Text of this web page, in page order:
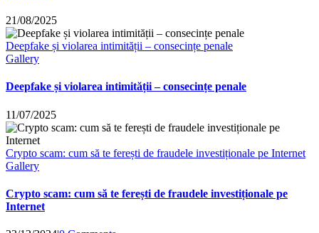
21/08/2025
Deepfake și violarea intimității – consecințe penale
Gallery
Deepfake și violarea intimității – consecințe penale
11/07/2025
Crypto scam: cum să te ferești de fraudele investiționale pe Internet
Gallery
Crypto scam: cum să te ferești de fraudele investiționale pe
Internet